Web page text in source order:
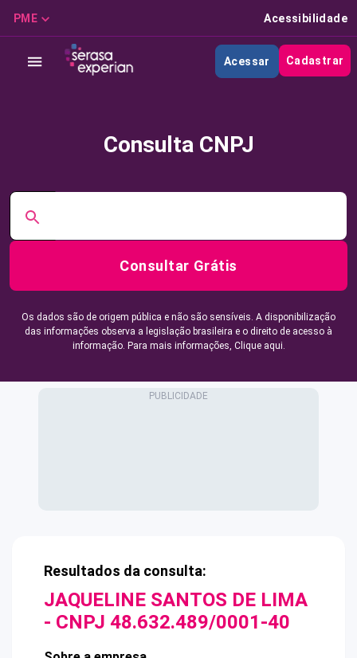
PME Acessibilidade
Acessar Cadastrar
Consulta CNPJ
Consultar Grátis
Os dados são de origem pública e não são sensíveis. A disponibilização
das informações observa a legislação brasileira e o direito de acesso à
informação. Para mais informações, Clique aqui.
Resultados da consulta:
JAQUELINE SANTOS DE LIMA
- CNPJ 48.632.489/0001-40